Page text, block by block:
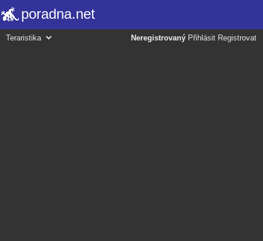
poradna.net
Neregistrovaný Přihlásit Registrovat